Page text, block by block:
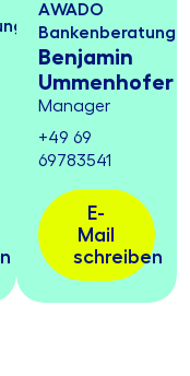
AWADO
Bankenberatung
Benjamin
Ummenhofer
Manager
+49 69
69783541
E-
Mail
schreiben